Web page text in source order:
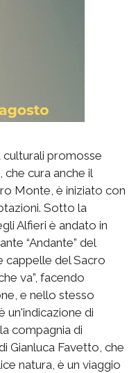
promosse
che cura anche il
Monte, è iniziato con
Sotto la
Alfieri è andato in
“Andante” del
cappelle del Sacro
va”, facendo
e nello stesso
un'indicazione di
compagnia di
Gianluca Favetto, che
natura, è un viaggio